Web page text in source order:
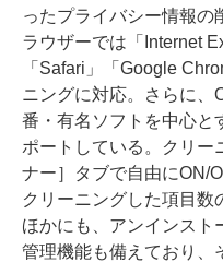
ったプライバシー情報の
ラウザーでは「Internet
「Safari」「Google
ニングに対応。さらに、
番・有名ソフトを中心と
ポートしている。クリー
ナー］タブで自由にON/
クリーニングした項目数
ほかにも、アンインスト
管理機能も備えており、